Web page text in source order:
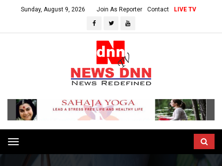
Sunday, August 9, 2026 Join As Reporter Contact LIVE TV
Toggle
navigation